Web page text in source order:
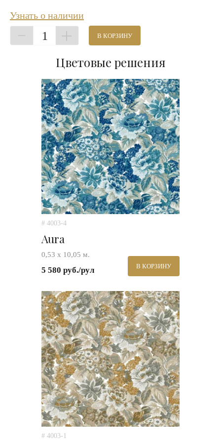
Узнать о наличии
1 В КОРЗИНУ
Цветовые решения
# 4003-4
Aura
0,53 х 10,05 м.
5 580 руб./рул В КОРЗИНУ
# 4003-1